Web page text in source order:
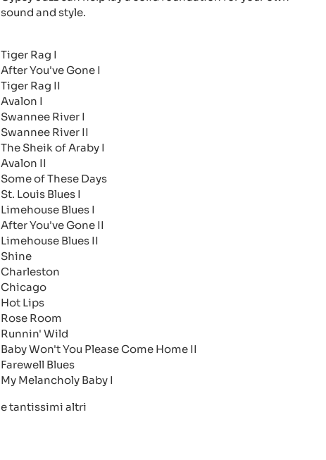
sound and style.
Tiger Rag I
After You've Gone I
Tiger Rag II
Avalon I
Swannee River I
Swannee River II
The Sheik of Araby I
Avalon II
Some of These Days
St. Louis Blues I
Limehouse Blues I
After You've Gone II
Limehouse Blues II
Shine
Charleston
Chicago
Hot Lips
Rose Room
Runnin' Wild
Baby Won't You Please Come Home II
Farewell Blues
My Melancholy Baby I
e tantissimi altri